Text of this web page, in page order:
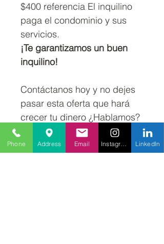
$400 referencia El inquilino
paga el condominio y sus
servicios.
¡Te garantizamos un buen
inquilino!
Contáctanos hoy y no dejes
pasar esta oferta que hará
crecer tu dinero ¿Hablamos?
Phone Address Email LinkedIn